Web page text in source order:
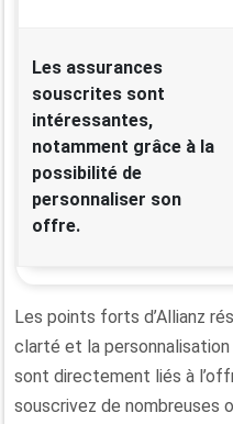
Les assurances
souscrites sont
intéressantes,
notamment grâce à la
possibilité de
personnaliser son
offre.
Les points forts d’Allianz
clarté et la
sont directement liés à
souscrivez de nombreuses